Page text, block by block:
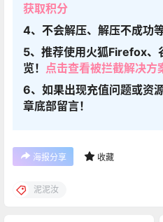
获取积分
4、不会解压、解压不成功等
5、推荐使用火狐Firefox、
览！ 点击查看被拦截解决方
6、如果出现充值问题或资
章底部留言！
海报分享 收藏
泥泥汝